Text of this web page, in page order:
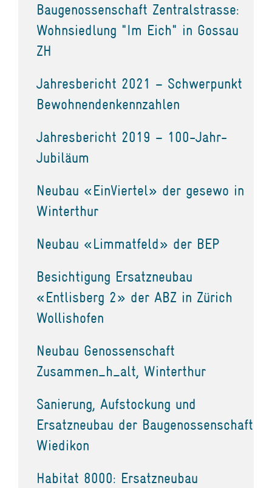
Baugenossenschaft Zentralstrasse:
Wohnsiedlung "Im Eich" in Gossau
ZH
Jahresbericht 2021 – Schwerpunkt
Bewohnendenkennzahlen
Jahresbericht 2019 – 100-Jahr-
Jubiläum
Neubau «EinViertel» der gesewo in
Winterthur
Neubau «Limmatfeld» der BEP
Besichtigung Ersatzneubau
«Entlisberg 2» der ABZ in Zürich
Wollishofen
Neubau Genossenschaft
Zusammen_h_alt, Winterthur
Sanierung, Aufstockung und
Ersatzneubau der Baugenossenschaft
Wiedikon
Habitat 8000: Ersatzneubau